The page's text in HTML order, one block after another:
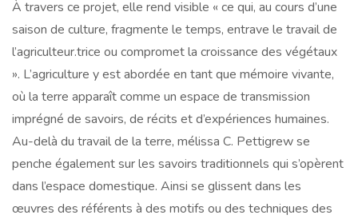
À travers ce projet, elle rend visible « ce qui, au cours d’une
saison de culture, fragmente le temps, entrave le travail de
l’agriculteur.trice ou compromet la croissance des végétaux
». L’agriculture y est abordée en tant que mémoire vivante,
où la terre apparaît comme un espace de transmission
imprégné de savoirs, de récits et d’expériences humaines.
Au-delà du travail de la terre, mélissa C. Pettigrew se
penche également sur les savoirs traditionnels qui s’opèrent
dans l’espace domestique. Ainsi se glissent dans les
œuvres des référents à des motifs ou des techniques des